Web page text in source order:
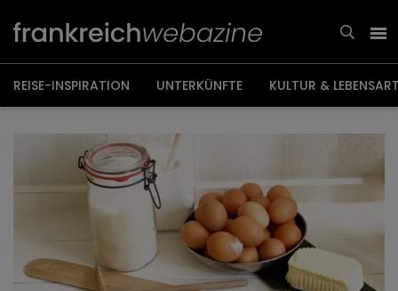
Inhalt
REISE-INSPIRATION UNTERKÜNFTE KULTUR &